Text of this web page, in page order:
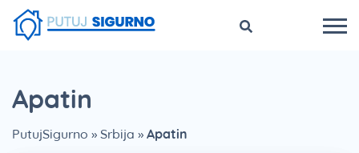
Apatin
PutujSigurno » Srbija » Apatin